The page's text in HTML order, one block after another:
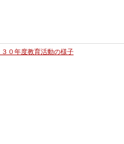
３０年度教育活動の様子